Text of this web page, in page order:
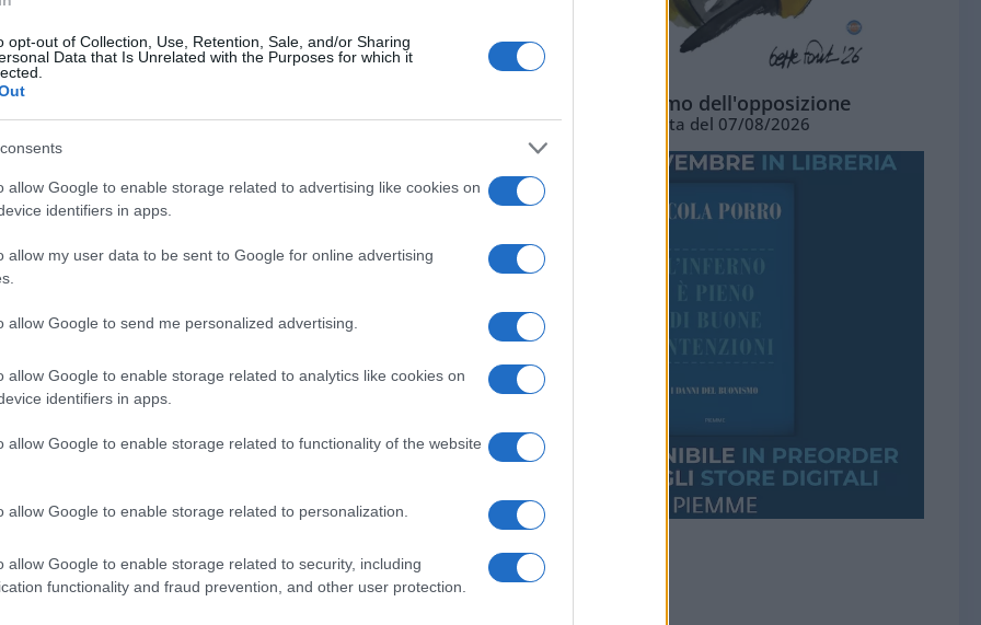
opt-out of Collection, Use, Retention, Sale, and/or Sharing
Data that Is Unrelated with the Purposes for which it
allow Google to enable storage related to advertising like cookies on
identifiers in apps.
allow my user data to be sent to Google for online advertising
allow Google to send me personalized advertising.
allow Google to enable storage related to analytics like cookies on
identifiers in apps.
allow Google to enable storage related to functionality of the website
allow Google to enable storage related to personalization.
allow Google to enable storage related to security, including
functionality and fraud prevention, and other user protection.
esplosa con la pandemia, è
non so cos’ho davanti e che
quindi mi fermo.
vostri correntisti per convincerli a
partire da un patto.
100mila euro sul conto corrente
anche in caso di fallimento della
di una sicurezza: un prestito, in caso
dall’investimento che gli proponete.
contrario, considerata la solidità della
da voi, possibilità di rivalsa
sembrerebbe il sogno per ogni ufficio
finanziario notevole e introiti per lo Stato
L'ottimismo dell'opposizione
Vignetta del 07/08/2026